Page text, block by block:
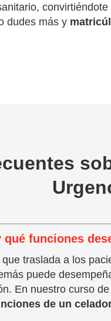
dudes más y
funciones
traslada a los
puede
En nuestro curso
de un